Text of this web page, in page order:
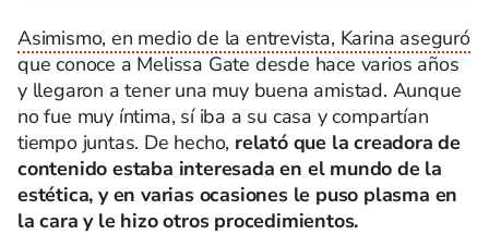
Asimismo, en medio de la entrevista, Karina aseguró
que conoce a Melissa Gate desde hace varios años
y llegaron a tener una muy buena amistad. Aunque
no fue muy íntima, sí iba a su casa y compartían
tiempo juntas. De hecho, relató que la creadora de
contenido estaba interesada en el mundo de la
estética, y en varias ocasiones le puso plasma en
la cara y le hizo otros procedimientos.